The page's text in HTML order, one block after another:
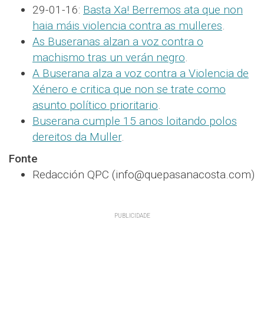
29-01-16: Basta Xa! Berremos ata que non
haia máis violencia contra as mulleres.
As Buseranas alzan a voz contra o
machismo tras un verán negro.
A Buserana alza a voz contra a Violencia de
Xénero e critica que non se trate como
asunto político prioritario.
Buserana cumple 15 anos loitando polos
dereitos da Muller.
Fonte
Redacción QPC (info@quepasanacosta.com)